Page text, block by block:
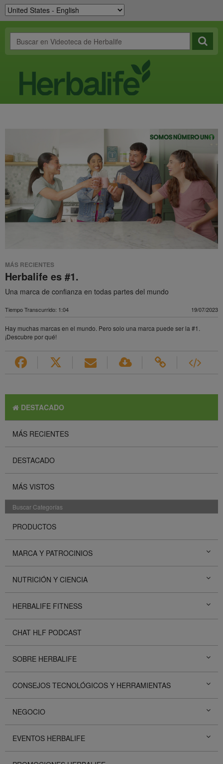
MÁS RECIENTES
Herbalife es #1.
Una marca de confianza en todas partes del mundo
Tiempo Transcurrido: 1:04 19/07/2023
Hay muchas marcas en el mundo. Pero solo una marca puede ser la #1.
¡Descubre por qué!
DESTACADO
MÁS RECIENTES
DESTACADO
MÁS VISTOS
Buscar Categorías
PRODUCTOS
MARCA Y PATROCINIOS
NUTRICIÓN Y CIENCIA
HERBALIFE FITNESS
CHAT HLF PODCAST
SOBRE HERBALIFE
CONSEJOS TECNOLÓGICOS Y HERRAMIENTAS
NEGOCIO
EVENTOS HERBALIFE